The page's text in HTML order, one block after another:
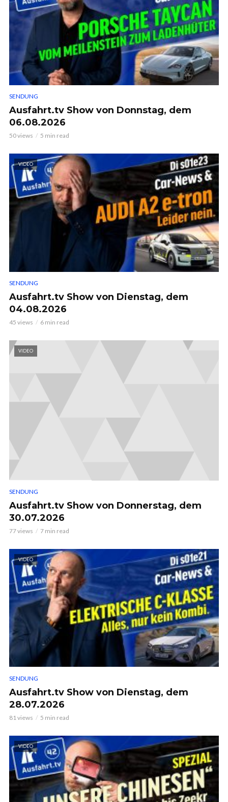
SENDUNG
Ausfahrt.tv Show von Donnstag, dem
06.08.2026
50 views 5 min read
VIDEO
SENDUNG
Ausfahrt.tv Show von Dienstag, dem
04.08.2026
45 views 6 min read
VIDEO
SENDUNG
Ausfahrt.tv Show von Donnerstag, dem
30.07.2026
77 views 7 min read
VIDEO
SENDUNG
Ausfahrt.tv Show von Dienstag, dem
28.07.2026
81 views 5 min read
VIDEO